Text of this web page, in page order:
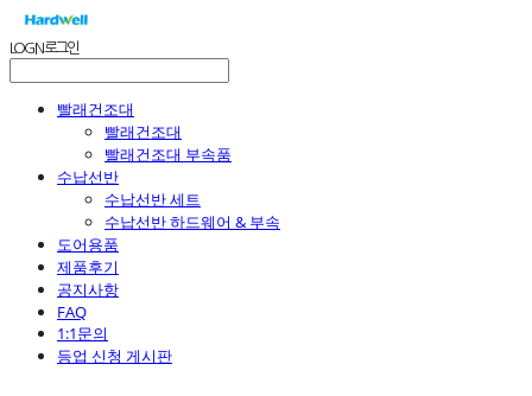
LOG IN로그인
빨래건조대
빨래건조대
빨래건조대 부속품
수납선반
수납선반 세트
수납선반 하드웨어 & 부속
도어용품
제품후기
공지사항
FAQ
1:1문의
등업 신청 게시판